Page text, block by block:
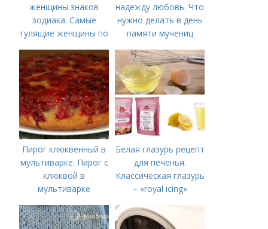
женщины знаков
зодиака. Самые
гулящие женщины по
надежду любовь. Что
нужно делать в день
памяти мучениц
Любови и матери их
Софии 30 сентября
2022 года
Пирог клюквенный в
мультиварке. Пирог с
клюквой в
мультиварке
Белая глазурь рецепт
для печенья.
Классическая глазурь
– «royal icing»